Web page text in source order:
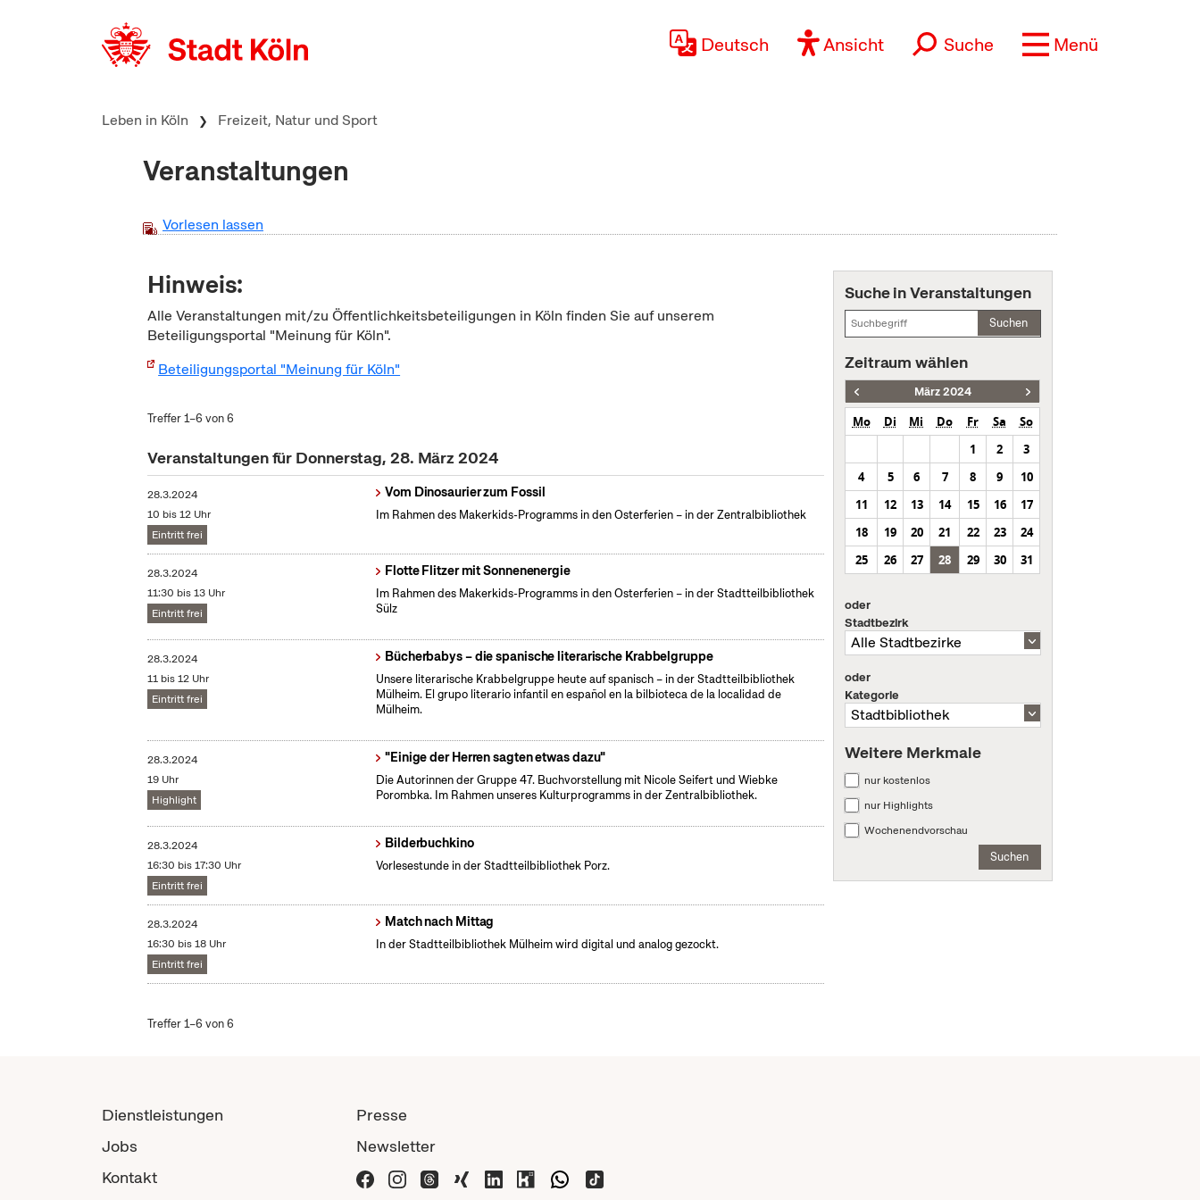
Deutsch Ansicht Suche Menü
Leben in Köln Freizeit, Natur und Sport
Veranstaltungen
Vorlesen lassen
Hinweis:
Alle Veranstaltungen mit/zu Öffentlichkeitsbeteiligungen in Köln finden Sie auf unserem
Beteiligungsportal "Meinung für Köln".
Beteiligungsportal "Meinung für Köln"
Treffer 1–6 von 6
Veranstaltungen für Donnerstag, 28. März 2024
28.3.2024
10 bis 12 Uhr
Eintritt frei
Vom Dinosaurier zum Fossil
Im Rahmen des Makerkids-Programms in den Osterferien – in der Zentralbibliothek
28.3.2024
11:30 bis 13 Uhr
Eintritt frei
Flotte Flitzer mit Sonnenenergie
Im Rahmen des Makerkids-Programms in den Osterferien – in der Stadtteilbibliothek
Sülz
28.3.2024
11 bis 12 Uhr
Eintritt frei
Bücherbabys – die spanische literarische Krabbelgruppe
Unsere literarische Krabbelgruppe heute auf spanisch – in der Stadtteilbibliothek
Mülheim. El grupo literario infantil en español en la bilbioteca de la localidad de
Mülheim.
28.3.2024
19 Uhr
Highlight
"Einige der Herren sagten etwas dazu"
Die Autorinnen der Gruppe 47. Buchvorstellung mit Nicole Seifert und Wiebke
Porombka. Im Rahmen unseres Kulturprogramms in der Zentralbibliothek.
28.3.2024
16:30 bis 17:30 Uhr
Eintritt frei
Bilderbuchkino
Vorlesestunde in der Stadtteilbibliothek Porz.
28.3.2024
16:30 bis 18 Uhr
Eintritt frei
Match nach Mittag
In der Stadtteilbibliothek Mülheim wird digital und analog gezockt.
Treffer 1–6 von 6
Suche in Veranstaltungen
Suchen
Zeitraum wählen
März 2024
Mo Di Mi Do Fr Sa
So
1
2
3
4
5 6 7 8 9
10
11
12 13 14 15 16
17
18
19 20 21 22 23
24
25
26 27 28 29 30 31
oder
Stadtbezirk
oder
Kategorie
Weitere Merkmale
nur kostenlos
nur Highlights
Wochenendvorschau
Suchen
Dienstleistungen
Jobs
Kontakt
Presse
Newsletter